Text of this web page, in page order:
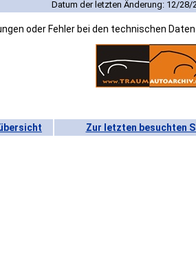
Datum der letzten Änderung: 12/28/
oder Fehler bei den technischen
Zur letzten besuchten